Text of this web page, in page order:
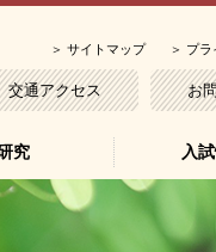
＞ サイトマップ ＞ プラ
交通アクセス お
究 入